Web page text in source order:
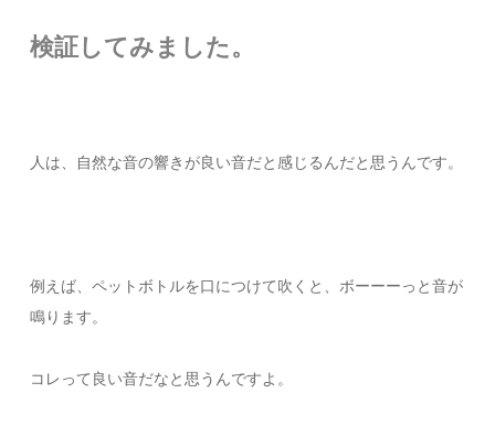
検証してみました。
人は、自然な音の響きが良い音だと感じるんだと思うんです。
例えば、ペットボトルを口につけて吹くと、ボーーーっと音が
鳴ります。
コレって良い音だなと思うんですよ。